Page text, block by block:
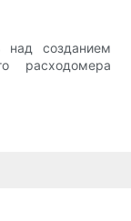
над созданием
расходомера